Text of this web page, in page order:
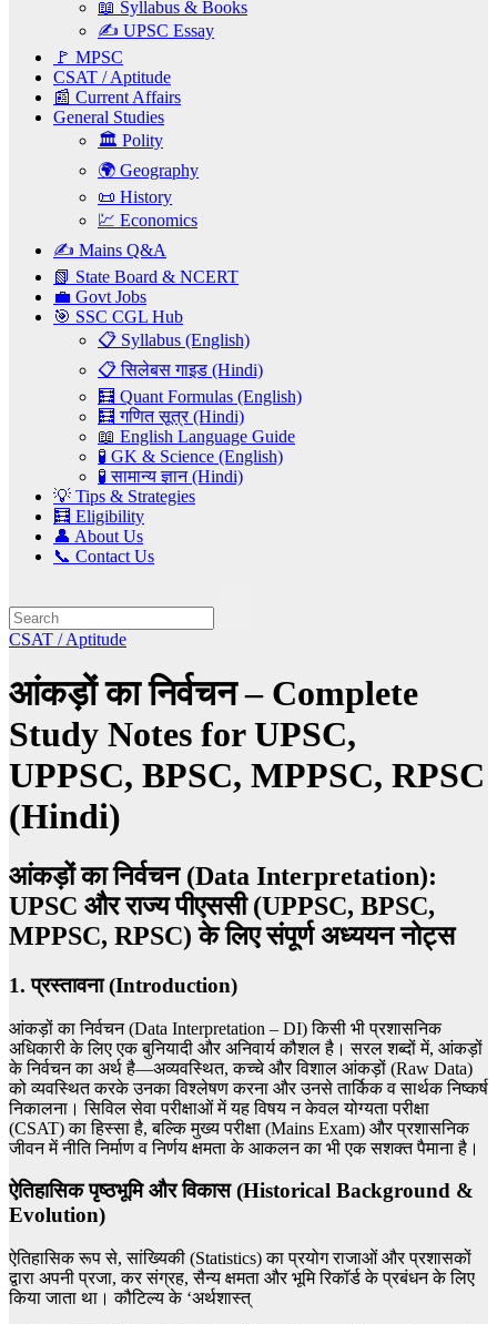
📖 Syllabus & Books
✍️ UPSC Essay
🚩 MPSC
CSAT / Aptitude
📰 Current Affairs
General Studies
🏛️ Polity
🌍 Geography
📜 History
💹 Economics
✍️ Mains Q&A
📗 State Board & NCERT
💼 Govt Jobs
🎯 SSC CGL Hub
📋 Syllabus (English)
📋 सिलेबस गाइड (Hindi)
🧮 Quant Formulas (English)
🧮 गणित सूत्र (Hindi)
📖 English Language Guide
🧪 GK & Science (English)
🧪 सामान्य ज्ञान (Hindi)
💡 Tips & Strategies
🧮 Eligibility
👤 About Us
📞 Contact Us
CSAT / Aptitude
आंकड़ों का निर्वचन – Complete
Study Notes for UPSC,
UPPSC, BPSC, MPPSC, RPSC
(Hindi)
आंकड़ों का निर्वचन (Data Interpretation):
UPSC और राज्य पीएससी (UPPSC, BPSC,
MPPSC, RPSC) के लिए संपूर्ण अध्ययन नोट्स
1. प्रस्तावना (Introduction)
आंकड़ों का निर्वचन (Data Interpretation – DI) किसी भी प्रशासनिक
अधिकारी के लिए एक बुनियादी और अनिवार्य कौशल है। सरल शब्दों में, आंकड़ों
के निर्वचन का अर्थ है—अव्यवस्थित, कच्चे और विशाल आंकड़ों (Raw Data)
को व्यवस्थित करके उनका विश्लेषण करना और उनसे तार्किक व सार्थक निष्कर्ष
निकालना। सिविल सेवा परीक्षाओं में यह विषय न केवल योग्यता परीक्षा
(CSAT) का हिस्सा है, बल्कि मुख्य परीक्षा (Mains Exam) और प्रशासनिक
जीवन में नीति निर्माण व निर्णय क्षमता के आकलन का भी एक सशक्त पैमाना है।
ऐतिहासिक पृष्ठभूमि और विकास (Historical Background &
Evolution)
ऐतिहासिक रूप से, सांख्यिकी (Statistics) का प्रयोग राजाओं और प्रशासकों
द्वारा अपनी प्रजा, कर संग्रह, सैन्य क्षमता और भूमि रिकॉर्ड के प्रबंधन के लिए
किया जाता था। कौटिल्य के ‘अर्थशास्त्